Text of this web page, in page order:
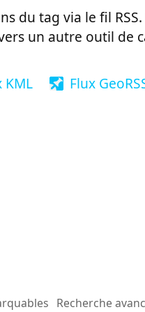
du tag via le fil
un autre outil de
KML Flux
Recherche